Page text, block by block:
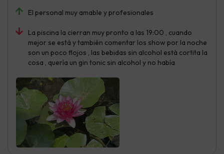
El personal muy amable y profesionales
La piscina la cierran muy pronto a las 19:00 , cuando
mejor se está y también comentar los show por la noche
son un poco flojos , las bebidas sin alcohol está cortita la
cosa , quería un gin tonic sin alcohol y no había